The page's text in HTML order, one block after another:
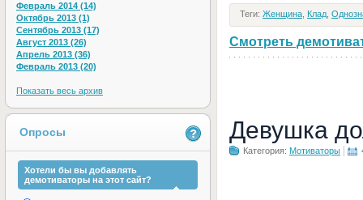
Теги: Женщина Клад
Смотреть
Девушка
Категория: Мотиваторы
Февраль 2014 (14)
Октябрь 2013 (1)
Сентябрь 2013 (17)
Август 2013 (26)
Апрель 2013 (36)
Февраль 2013 (20)
Показать весь архив
Опросы
Хотели бы вы добавлять
демотиваторы на этот сайт?